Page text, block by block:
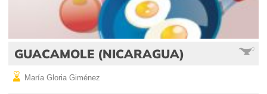
GUACAMOLE (NICARAGUA)
María Gloria Giménez